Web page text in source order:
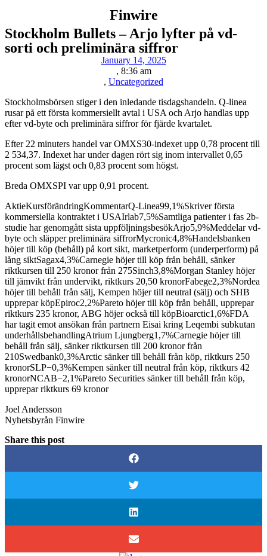
Finwire
Stockholm Bullets – Arjo lyfter på vd-
sorti och preliminära siffror
January 14, 2025
, 8:36 am
, Uncategorized
Stockholmsbörsen stiger i den inledande tisdagshandeln. Q-linea
rusar på ett första kommersiellt avtal i USA och Arjo handlas upp
efter vd-byte och preliminära siffror för fjärde kvartalet.
Efter 22 minuters handel var OMXS30-indexet upp 0,78 procent till
2 534,37. Indexet har under dagen rört sig inom intervallet 0,65
procent som lägst och 0,83 procent som högst.
Breda OMXSPI var upp 0,91 procent.
AktieKursförändringKommentarQ-Linea99,1%Skriver första
kommersiella kontraktet i USAIrlab7,5%Samtliga patienter i fas 2b-
studie har genomgått sista uppföljningsbesökArjo5,9%Meddelar vd-
byte och släpper preliminära siffrorMycronic4,8%Handelsbanken
höjer till köp (behåll) på kort sikt, marketperform (underperform) på
lång siktSagax4,3%Carnegie höjer till köp från behåll, sänker
riktkursen till 250 kronor från 275Sinch3,8%Morgan Stanley höjer
till jämvikt från undervikt, riktkurs 20,50 kronorFabege2,3%Nordea
höjer till behåll från sälj, Kempen höjer till neutral (sälj) och SHB
upprepar köpEpiroc2,2%Pareto höjer till köp från behåll, upprepar
riktkurs 235 kronor, ABG höjer också till köpBioarctic1,6%FDA
har tagit emot ansökan från partnern Eisai kring Leqembi subkutan
underhållsbehandlingAtrium Ljungberg1,7%Carnegie höjer till
behåll från sälj, sänker riktkursen till 200 kronor från
210Swedbank0,3%Arctic sänker till behåll från köp, riktkurs 250
kronorSLP−0,3%Kempen sänker till neutral från köp, riktkurs 42
kronorNCAB−2,1%Pareto Securities sänker till behåll från köp,
upprepar riktkurs 69 kronor
Joel Andersson
Nyhetsbyrån Finwire
Share this post